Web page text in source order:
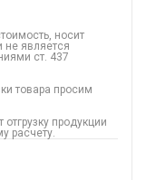
носит
не является
ст. 437
товара просим
продукции
расчету.